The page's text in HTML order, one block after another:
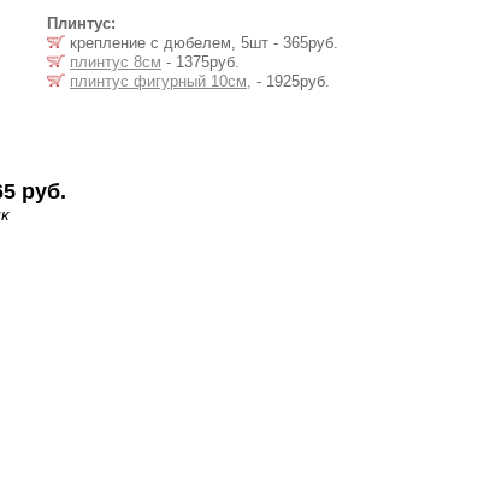
Плинтус:
крепление с дюбелем, 5шт - 365руб.
плинтус 8см - 1375руб.
плинтус фигурный 10см, - 1925руб.
руб.